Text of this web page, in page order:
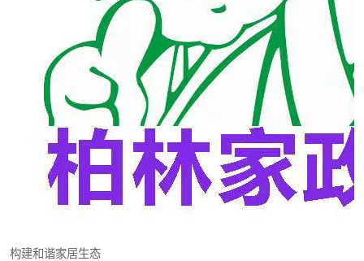
构建和谐家居生态